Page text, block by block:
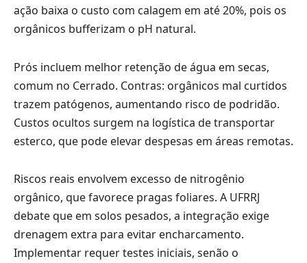
ação baixa o custo com calagem em até 20%, pois os
orgânicos bufferizam o pH natural.
Prós incluem melhor retenção de água em secas,
comum no Cerrado. Contras: orgânicos mal curtidos
trazem patógenos, aumentando risco de podridão.
Custos ocultos surgem na logística de transportar
esterco, que pode elevar despesas em áreas remotas.
Riscos reais envolvem excesso de nitrogênio
orgânico, que favorece pragas foliares. A UFRRJ
debate que em solos pesados, a integração exige
drenagem extra para evitar encharcamento.
Implementar requer testes iniciais, senão o